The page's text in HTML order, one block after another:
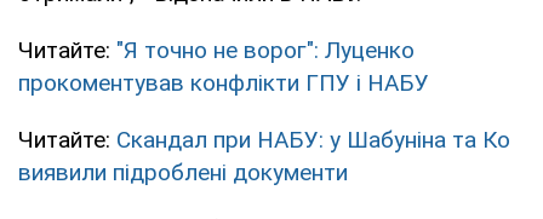
Читайте: "Я точно не ворог": Луценко
прокоментував конфлікти ГПУ і НАБУ
Читайте: Скандал при НАБУ: у Шабуніна та Ко
виявили підроблені документи